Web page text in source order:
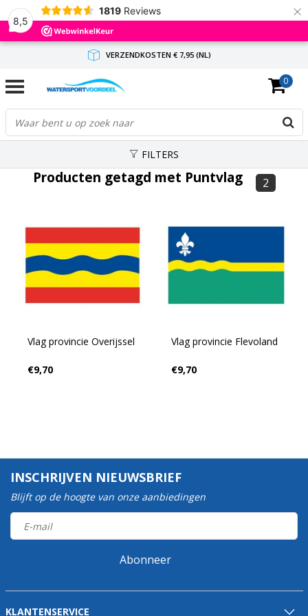
8,5
1819 Reviews ×
VERZENDKOSTEN € 7,95 (NL)
GRATIS VERZENDING(NL) VANAF € 65,-
BINNEN 1-3 WERKDAGEN ANTWOORD
0
FILTERS
Producten getagd met Puntvlag 2
Vlag provincie Overijssel
€9,70
Vlag provincie Flevoland
€9,70
INSCHRIJVEN NIEUWSBRIEF
Blijft op de hoogte van onze aanbiedingen
Abonneer
KLANTENSERVICE